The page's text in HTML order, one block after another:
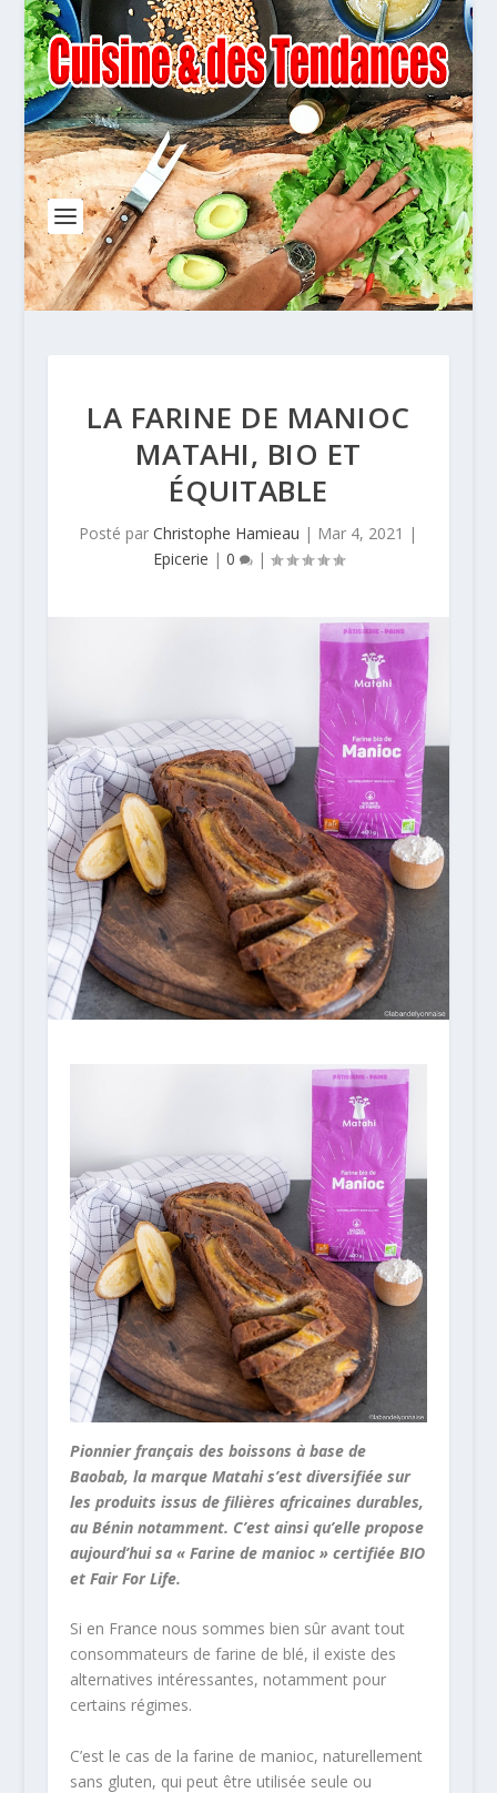
LA FARINE DE MANIOC
MATAHI, BIO ET
ÉQUITABLE
Posté parChristophe Hamieau | Mar 4, 2021 |
Epicerie | 0 |
Pionnier français des boissons à base de
Baobab, la marque Matahi s’est diversifiée sur
les produits issus de filières africaines durables,
au Bénin notamment. C’est ainsi qu’elle propose
aujourd’hui sa « Farine de manioc » certifiée BIO
et Fair For Life.
Si en France nous sommes bien sûr avant tout
consommateurs de farine de blé, il existe des
alternatives intéressantes, notamment pour
certains régimes.
C’est le cas de la farine de manioc, naturellement
sans gluten, qui peut être utilisée seule ou